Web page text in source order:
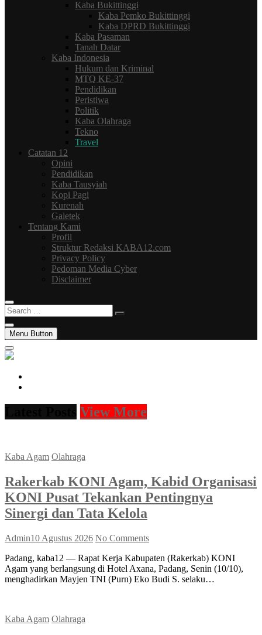
Kaba Bukittinggi
Kaba Pemko Bukittinggi
Kaba DPRD Bukittinggi
Kaba Pasaman
Tanah Datar
Kaba Indonesia
Hukum dan Kriminal
MTQ KE-37
Pendidikan
Peristiwa
Politik
Kaba Olahraga
Tekno
Travel
Catatan 12
Opini
Pendidikan
Kaba Tausyiah
Kopi Pagi
Kurenah
Galetek
Tentang Kami
Profil
Struktur Redaksi KABA12.com
Privacy Policy
Pedoman Media Cyber
Disclaimer
Search
…
Menu Button
View More
Kaba Agam Olahraga
Rakerkab KONI Agam, Kabid Organisasi
KONI Pusat Tekankan Pentingnya
Sinergi dan Tata Kelola
Admin10 Agustus 2026 No Comments
Padang, kaba12 — Rapat Kerja Kabupaten (Rakerkab) KONI
Agam yang berlangsung di Hotel Axana, Padang, Senin (10/10),
menghadirkan Mayjen TNI (Purn) Eko Budi S. selaku…
Kaba Agam Olahraga